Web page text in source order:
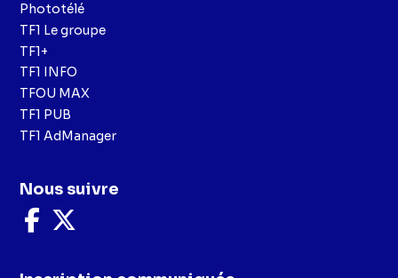
Phototélé
TF1 Le groupe
TF1+
TF1 INFO
TFOU MAX
TF1 PUB
TF1 AdManager
Nous suivre
Nous
suivre
Facebook
X